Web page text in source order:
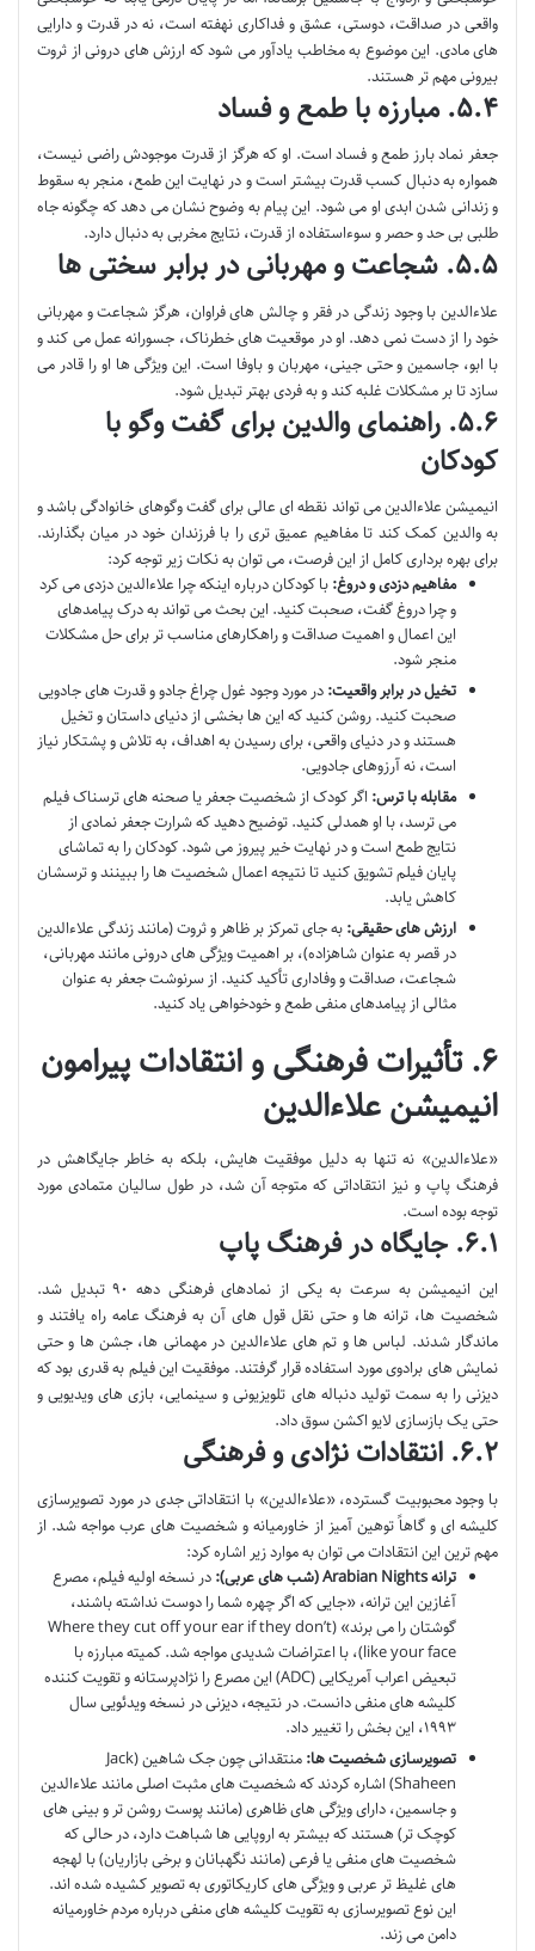
واقعی در صداقت، دوستی، عشق و فداکاری نهفته است، نه در قدرت و دارایی
های مادی. این موضوع به مخاطب یادآور می شود که ارزش های درونی از ثروت
بیرونی مهم تر هستند.
۵.۴. مبارزه با طمع و فساد
جعفر نماد بارز طمع و فساد است. او که هرگز از قدرت موجودش راضی نیست،
همواره به دنبال کسب قدرت بیشتر است و در نهایت این طمع، منجر به سقوط
و زندانی شدن ابدی او می شود. این پیام به وضوح نشان می دهد که چگونه جاه
طلبی بی حد و حصر و سوءاستفاده از قدرت، نتایج مخربی به دنبال دارد.
۵.۵. شجاعت و مهربانی در برابر سختی ها
علاءالدین با وجود زندگی در فقر و چالش های فراوان، هرگز شجاعت و مهربانی
خود را از دست نمی دهد. او در موقعیت های خطرناک، جسورانه عمل می کند و
با ابو، جاسمین و حتی جینی، مهربان و باوفا است. این ویژگی ها او را قادر می
سازد تا بر مشکلات غلبه کند و به فردی بهتر تبدیل شود.
۵.۶. راهنمای والدین برای گفت وگو با
کودکان
انیمیشن علاءالدین می تواند نقطه ای عالی برای گفت وگوهای خانوادگی باشد و
به والدین کمک کند تا مفاهیم عمیق تری را با فرزندان خود در میان بگذارند.
برای بهره برداری کامل از این فرصت، می توان به نکات زیر توجه کرد:
مفاهیم دزدی و دروغ: با کودکان درباره اینکه چرا علاءالدین دزدی می کرد
و چرا دروغ گفت، صحبت کنید. این بحث می تواند به درک پیامدهای
این اعمال و اهمیت صداقت و راهکارهای مناسب تر برای حل مشکلات
منجر شود.
تخیل در برابر واقعیت: در مورد وجود غول چراغ جادو و قدرت های جادویی
صحبت کنید. روشن کنید که این ها بخشی از دنیای داستان و تخیل
هستند و در دنیای واقعی، برای رسیدن به اهداف، به تلاش و پشتکار نیاز
است، نه آرزوهای جادویی.
مقابله با ترس: اگر کودک از شخصیت جعفر یا صحنه های ترسناک فیلم
می ترسد، با او همدلی کنید. توضیح دهید که شرارت جعفر نمادی از
نتایج طمع است و در نهایت خیر پیروز می شود. کودکان را به تماشای
پایان فیلم تشویق کنید تا نتیجه اعمال شخصیت ها را ببینند و ترسشان
کاهش یابد.
ارزش های حقیقی: به جای تمرکز بر ظاهر و ثروت (مانند زندگی علاءالدین
در قصر به عنوان شاهزاده)، بر اهمیت ویژگی های درونی مانند مهربانی،
شجاعت، صداقت و وفاداری تأکید کنید. از سرنوشت جعفر به عنوان
مثالی از پیامدهای منفی طمع و خودخواهی یاد کنید.
۶. تأثیرات فرهنگی و انتقادات پیرامون
انیمیشن علاءالدین
«علاءالدین» نه تنها به دلیل موفقیت هایش، بلکه به خاطر جایگاهش در
فرهنگ پاپ و نیز انتقاداتی که متوجه آن شد، در طول سالیان متمادی مورد
توجه بوده است.
۶.۱. جایگاه در فرهنگ پاپ
این انیمیشن به سرعت به یکی از نمادهای فرهنگی دهه ۹۰ تبدیل شد.
شخصیت ها، ترانه ها و حتی نقل قول های آن به فرهنگ عامه راه یافتند و
ماندگار شدند. لباس ها و تم های علاءالدین در مهمانی ها، جشن ها و حتی
نمایش های برادوی مورد استفاده قرار گرفتند. موفقیت این فیلم به قدری بود که
دیزنی را به سمت تولید دنباله های تلویزیونی و سینمایی، بازی های ویدیویی و
حتی یک بازسازی لایو اکشن سوق داد.
۶.۲. انتقادات نژادی و فرهنگی
با وجود محبوبیت گسترده، «علاءالدین» با انتقاداتی جدی در مورد تصویرسازی
کلیشه ای و گاهاً توهین آمیز از خاورمیانه و شخصیت های عرب مواجه شد. از
مهم ترین این انتقادات می توان به موارد زیر اشاره کرد:
ترانه Arabian Nights (شب های عربی):
در نسخه اولیه فیلم، مصرع
آغازین این ترانه، «جایی که اگر چهره شما را دوست نداشته باشند،
گوشتان را می برند» (Where they cut off your ear if they don’t
like your face)، با اعتراضات شدیدی مواجه شد. کمیته مبارزه با
تبعیض اعراب آمریکایی (ADC) این مصرع را نژادپرستانه و تقویت کننده
کلیشه های منفی دانست. در نتیجه، دیزنی در نسخه ویدئویی سال
۱۹۹۳، این بخش را تغییر داد.
تصویرسازی شخصیت ها:
منتقدانی چون جک شاهین (Jack
Shaheen) اشاره کردند که شخصیت های مثبت اصلی مانند علاءالدین
و جاسمین، دارای ویژگی های ظاهری (مانند پوست روشن تر و بینی های
کوچک تر) هستند که بیشتر به اروپایی ها شباهت دارد، در حالی که
شخصیت های منفی یا فرعی (مانند نگهبانان و برخی بازاریان) با لهجه
های غلیظ تر عربی و ویژگی های کاریکاتوری به تصویر کشیده شده اند.
این نوع تصویرسازی به تقویت کلیشه های منفی درباره مردم خاورمیانه
دامن می زند.